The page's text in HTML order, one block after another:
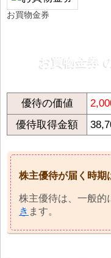
お買物金券
お買物金券
優待の価値
優待取得金額
株主優待が届く時期
株主優待は、一般的
き ます。